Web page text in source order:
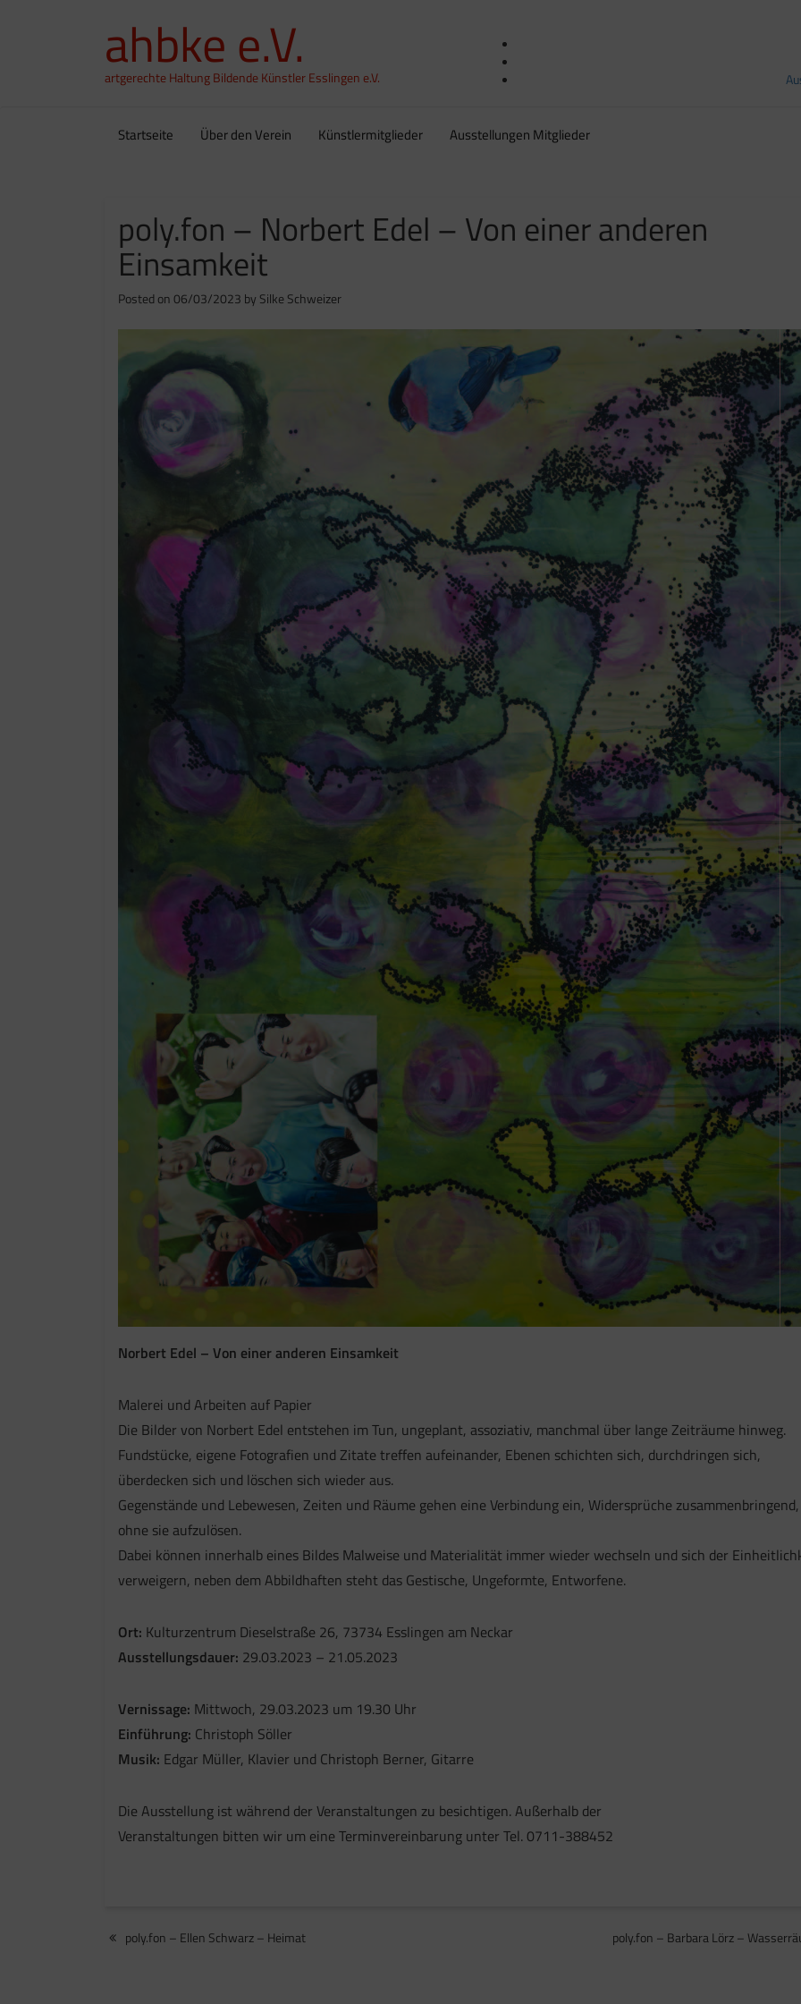
ahbke e.V.
artgerechte Haltung Bildende Künstler Esslingen e.V.
Startseite Über den Verein Künstlermitglieder Ausstellungen Mitglieder
poly.fon – Norbert Edel – Von einer anderen
Einsamkeit
Posted on06/03/2023 by Silke Schweizer
Norbert Edel – Von einer anderen Einsamkeit
Malerei und Arbeiten auf Papier
Die Bilder von Norbert Edel entstehen im Tun, ungeplant, assoziativ, manchmal über lange Zeiträume hinweg.
Fundstücke, eigene Fotografien und Zitate treffen aufeinander, Ebenen schichten sich, durchdringen sich,
überdecken sich und löschen sich wieder aus.
Gegenstände und Lebewesen, Zeiten und Räume gehen eine Verbindung ein, Widersprüche zusammenbringend,
ohne sie aufzulösen.
Dabei können innerhalb eines Bildes Malweise und Materialität immer wieder wechseln und sich der
verweigern, neben dem Abbildhaften steht das Gestische, Ungeformte, Entworfene.
Ort: Kulturzentrum Dieselstraße 26, 73734 Esslingen am Neckar
Ausstellungsdauer: 29.03.2023 – 21.05.2023
Vernissage: Mittwoch, 29.03.2023 um 19.30 Uhr
Einführung: Christoph Söller
Musik: Edgar Müller, Klavier und Christoph Berner, Gitarre
Die Ausstellung ist während der Veranstaltungen zu besichtigen. Außerhalb der
Veranstaltungen bitten wir um eine Terminvereinbarung unter Tel. 0711-388452
Beitragsnavigation
poly.fon – Ellen Schwarz – Heimat poly.fon – Barbara Lörz –